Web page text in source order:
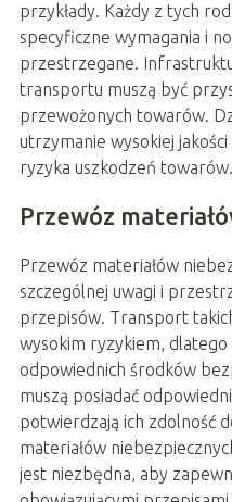
przykłady. Każdy z tych
specyficzne wymagania i
przestrzegane.
transportu muszą być
przewożonych towarów.
utrzymanie wysokiej jakości
ryzyka uszkodzeń towarów.
Przewóz
Przewóz materiałów
szczególnej uwagi i
przepisów. Transport
wysokim ryzykiem,
odpowiednich środków
muszą posiadać
potwierdzają ich zdolność
materiałów
jest niezbędna, aby